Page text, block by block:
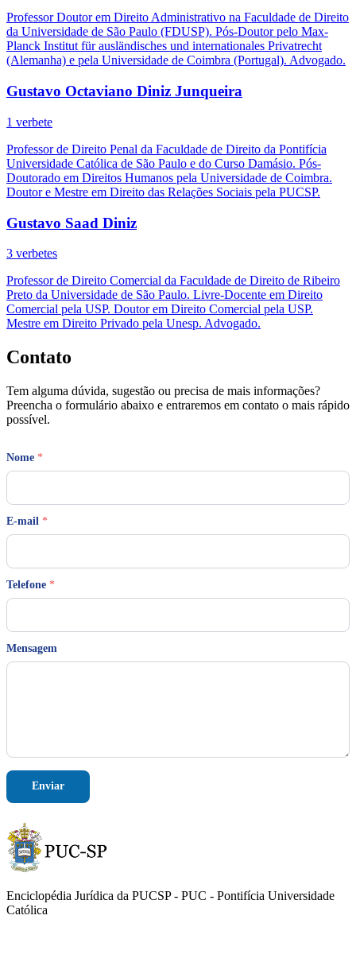
Professor Doutor em Direito Administrativo na Faculdade de Direito
da Universidade de São Paulo (FDUSP). Pós-Doutor pelo Max-
Planck Institut für ausländisches und internationales Privatrecht
(Alemanha) e pela Universidade de Coimbra (Portugal). Advogado.
Gustavo Octaviano Diniz Junqueira
1 verbete
Professor de Direito Penal da Faculdade de Direito da Pontifícia
Universidade Católica de São Paulo e do Curso Damásio. Pós-
Doutorado em Direitos Humanos pela Universidade de Coimbra.
Doutor e Mestre em Direito das Relações Sociais pela PUCSP.
Gustavo Saad Diniz
3 verbetes
Professor de Direito Comercial da Faculdade de Direito de Ribeiro
Preto da Universidade de São Paulo. Livre-Docente em Direito
Comercial pela USP. Doutor em Direito Comercial pela USP.
Mestre em Direito Privado pela Unesp. Advogado.
Contato
Tem alguma dúvida, sugestão ou precisa de mais informações?
Preencha o formulário abaixo e entraremos em contato o mais rápido
possível.
*
l
e
f
Nome *
E-mail *
Telefone *
Mensagem
Enviar
Enciclopédia Jurídica da PUCSP - PUC - Pontifícia Universidade
Católica